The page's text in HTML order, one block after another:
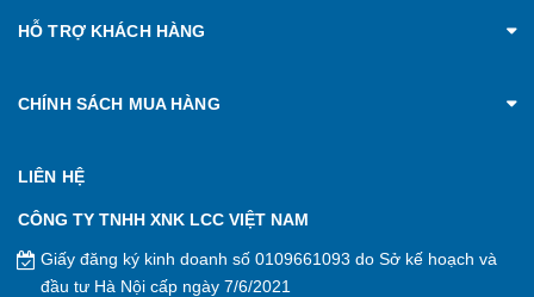
HỖ TRỢ KHÁCH HÀNG
CHÍNH SÁCH MUA HÀNG
LIÊN HỆ
CÔNG TY TNHH XNK LCC VIỆT NAM
Giấy đăng ký kinh doanh số 0109661093 do Sở kế hoạch và
đầu tư Hà Nội cấp ngày 7/6/2021